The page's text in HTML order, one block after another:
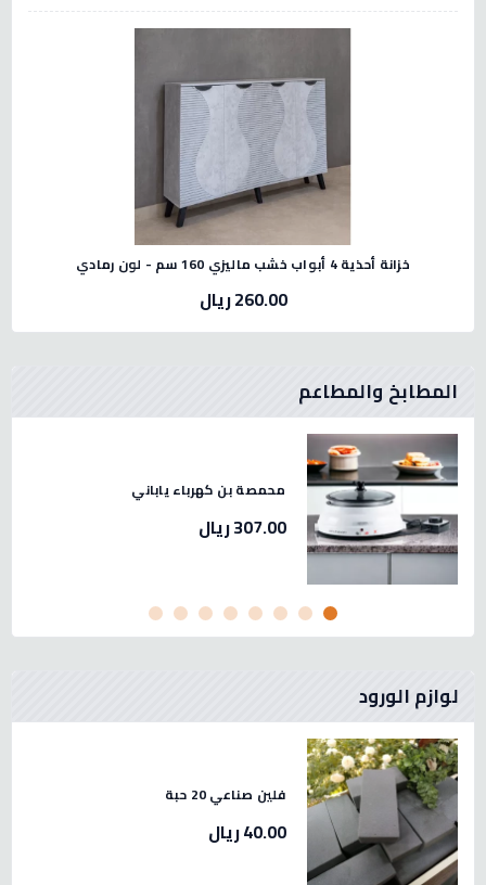
خزانة أحذية 4 أبواب خشب ماليزي 160 سم - لون رمادي
260.00 ريال
المطابخ والمطاعم
محمصة بن كهرباء ياباني
307.00 ريال
لوازم الورود
فلين صناعي 20 حبة
40.00 ريال